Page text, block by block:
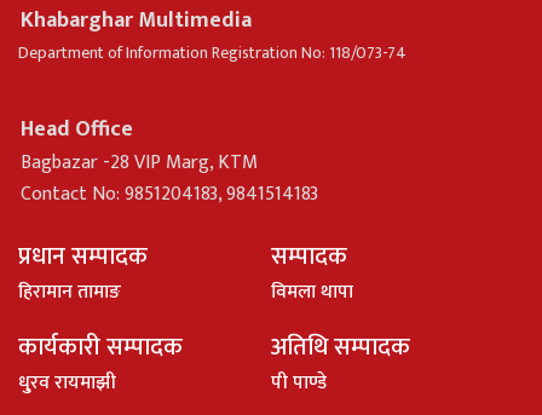
Khabarghar Multimedia
Department of Information Registration No: 118/073-74
Head Office
Bagbazar -28 VIP Marg, KTM
Contact No: 9851204183, 9841514183
प्रधान सम्पादक
हिरामान तामाङ
सम्पादक
विमला थापा
कार्यकारी सम्पादक
धु्रव रायमाझी
अतिथि सम्पादक
पी पाण्डे